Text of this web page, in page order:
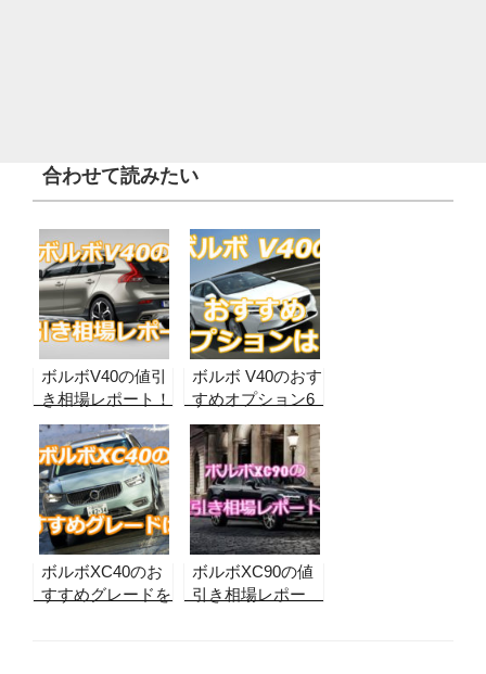
合わせて読みたい
ボルボV40の値引
き相場レポート！
実販売データから
合格ラインを算
出！納期、リセー
ル情報も
ボルボ V40のおす
すめオプション6
つと不要オプショ
ンを実際の購入者
の声から紹介！
ボルボXC40のお
すすめグレードを
ボルボXC90の値
引き相場レポー